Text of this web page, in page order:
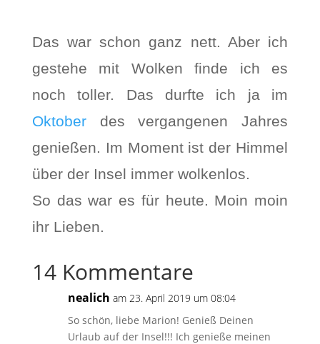
Das war schon ganz nett. Aber ich
gestehe mit Wolken finde ich es
noch toller. Das durfte ich ja im
Oktoberdes vergangenen Jahres
genießen. Im Moment ist der Himmel
über der Insel immer wolkenlos.
So das war es für heute. Moin moin
ihr Lieben.
14 Kommentare
nealich am 23. April 2019 um 08:04
So schön, liebe Marion! Genieß Deinen
Urlaub auf der Insel!!! Ich genieße meinen